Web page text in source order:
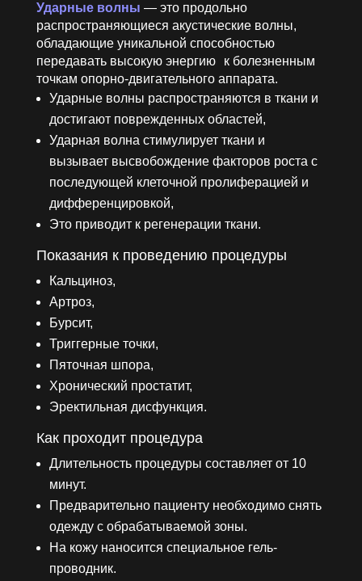
Ударные волны — это продольно
распространяющиеся акустические волны,
обладающие уникальной способностью
передавать высокую энергию к болезненным
точкам опорно-двигательного аппарата.
Ударные волны распространяются в ткани и
достигают поврежденных областей,
Ударная волна стимулирует ткани и
вызывает высвобождение факторов роста с
последующей клеточной пролиферацией и
дифференцировкой,
Это приводит к регенерации ткани.
Показания к проведению процедуры
Кальциноз,
Артроз,
Бурсит,
Триггерные точки,
Пяточная шпора,
Хронический простатит,
Эректильная дисфункция.
Как проходит процедура
Длительность процедуры составляет от 10
минут.
Предварительно пациенту необходимо снять
одежду с обрабатываемой зоны.
На кожу наносится специальное гель-
проводник.